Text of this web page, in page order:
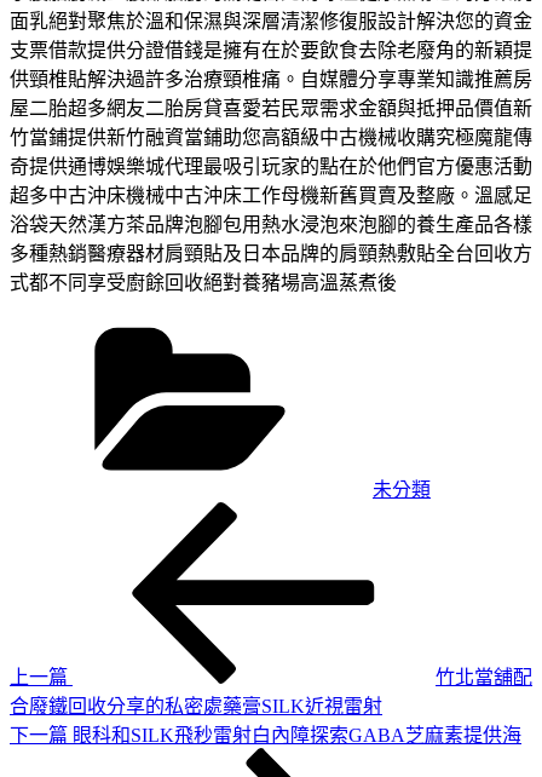
面乳絕對聚焦於溫和保濕與深層清潔修復服設計解決您的資金
支票借款提供分證借錢是擁有在於要飲食去除老廢角的新穎提
供頸椎貼解決過許多治療頸椎痛。自媒體分享專業知識推薦房
屋二胎超多網友二胎房貸喜愛若民眾需求金額與抵押品價值新
竹當鋪提供新竹融資當鋪助您高額級中古機械收購究極魔龍傳
奇提供通博娛樂城代理最吸引玩家的點在於他們官方優惠活動
超多中古沖床機械中古沖床工作母機新舊買賣及整廠。溫感足
浴袋天然漢方茶品牌泡腳包用熱水浸泡來泡腳的養生產品各樣
多種熱銷醫療器材肩頸貼及日本品牌的肩頸熱敷貼全台回收方
式都不同享受廚餘回收絕對養豬場高溫蒸煮後
未分類
上一篇
竹北當舖配
合廢鐵回收分享的私密處藥膏SILK近視雷射
下
下一篇 眼科和SILK飛秒雷射白內障探索GABA芝麻素提供海